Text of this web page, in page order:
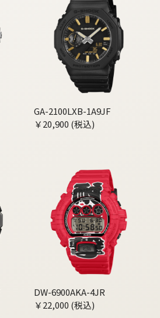
GA-2100LXB-1A9JF
￥20,900 (税込)
DW-6900AKA-4JR
￥22,000 (税込)